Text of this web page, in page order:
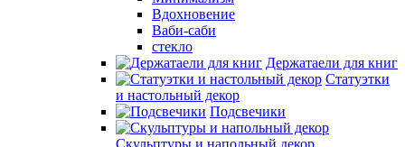
Вдохновение
Ваби-саби
стекло
Держатаели для книг
Статуэтки
и настольный декор
Подсвечики